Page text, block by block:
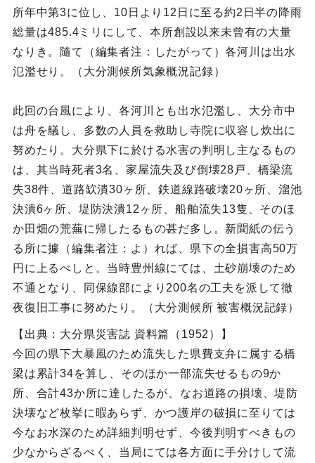
所年中第3に位し、10日より12日に至る約2日半の降雨
総量は485.4ミリにして、本所創設以来未曾有の大量
なりき。隨て（編集者注：したがって）各河川は出水
氾濫せり。（大分測候所気象概況記録）
此回の台風により、各河川とも出水氾濫し、大分市中
は舟を艤し、多数の人員を救助し寺院に収容し炊出に
努めたり。大分県下に於ける水害の判明し主なるもの
は、其当時死者3名、家屋流失及び倒壊28戸、橋梁流
失38件、道路缼潰30ヶ所、鉄道線路破壊20ヶ所、溜池
決潰6ヶ所、堤防決潰12ヶ所、船舶流失13隻、そのほ
か田畑の荒蕪に帰したるもの甚だ多し。新聞紙の伝う
る所に據（編集者注：よ）れば、県下の全損害高50万
円に上るべしと。当時豊州線にては、土砂崩壊のため
不通となり、同保線部により200名の工夫を派して徹
夜復旧工事に努めたり。（大分測候所 被害概況記録）
【出典：大分県災害誌 資料篇（1952）】
今回の県下大暴風のため流失した県費支弁に属する橋
梁は累計34を算し、そのほか一部流失せるもの9か
所、合計43か所に達したるが、なお道路の損壊、堤防
決壊など枚挙に暇あらず、かつ護岸の破損に至りては
今なお水深のため詳細判明せず、今後判明すべきもの
少なからざるべく、当局にては各方面に手分けして流